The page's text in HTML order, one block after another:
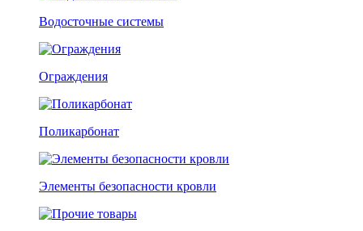
Водосточные системы
Ограждения
Поликарбонат
Элементы безопасности кровли